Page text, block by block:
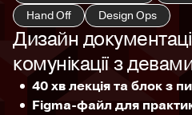
Hand Off
Design Ops
Дизайн
комунікації з
40 хв лекція та блок з
Figma-файл для